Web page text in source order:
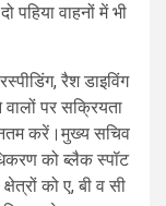
वाहनों में भी
रैश डाइविंग
पर सक्रियता
करें।मुख्य सचिव
को ब्लैक स्पॉट
को ए, बी व सी